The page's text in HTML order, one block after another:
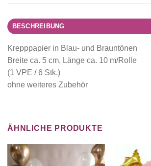
BESCHREIBUNG
Krepppapier in Blau- und Brauntönen
Breite ca. 5 cm, Länge ca. 10 m/Rolle
(1 VPE / 6 Stk.)
ohne weiteres Zubehör
ÄHNLICHE PRODUKTE